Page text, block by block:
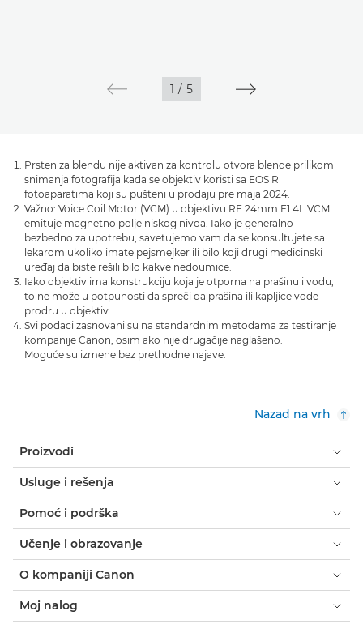
1 / 5
Prsten za blendu nije aktivan za kontrolu otvora blende prilikom
snimanja fotografija kada se objektiv koristi sa EOS R
fotoaparatima koji su pušteni u prodaju pre maja 2024.
Važno: Voice Coil Motor (VCM) u objektivu RF 24mm F1.4L VCM
emituje magnetno polje niskog nivoa. Iako je generalno
bezbedno za upotrebu, savetujemo vam da se konsultujete sa
lekarom ukoliko imate pejsmejker ili bilo koji drugi medicinski
uređaj da biste rešili bilo kakve nedoumice.
Iako objektiv ima konstrukciju koja je otporna na prašinu i vodu,
to ne može u potpunosti da spreči da prašina ili kapljice vode
prodru u objektiv.
Svi podaci zasnovani su na standardnim metodama za testiranje
kompanije Canon, osim ako nije drugačije naglašeno.
Moguće su izmene bez prethodne najave.
Nazad na vrh
Proizvodi
Usluge i rešenja
Pomoć i podrška
Učenje i obrazovanje
O kompaniji Canon
Moj nalog